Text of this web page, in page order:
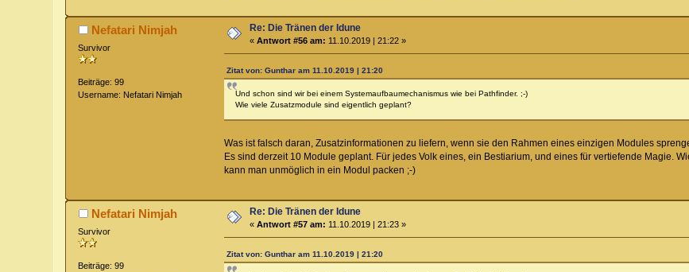
Nefatari Nimjah
Survivor
Beiträge: 99
Username: Nefatari Nimjah
Re: Die Tränen der Idune
«Antwort #56 am: 11.10.2019 | 21:22 »
Zitat von: Gunthar am 11.10.2019 | 21:20
Und schon sind wir bei einem Systemaufbaumechanismus wie bei Pathfinder. ;-)
Wie viele Zusatzmodule sind eigentlich geplant?
Was ist falsch daran, Zusatzinformationen zu liefern, wenn sie den Rahmen eines einzigen Modules
Es sind derzeit 10 Module geplant. Für jedes Volk eines, ein Bestiarium, und eines für vertiefende Magie.
kann man unmöglich in ein Modul packen ;-)
Nefatari Nimjah
Survivor
Beiträge: 99
Re: Die Tränen der Idune
«Antwort #57 am: 11.10.2019 | 21:23 »
Zitat von: Gunthar am 11.10.2019 | 21:20